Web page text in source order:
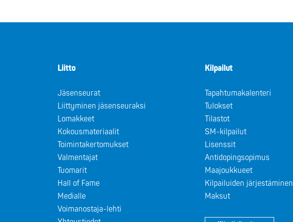
Liitto
Jäsenseurat
Liittyminen jäsenseuraksi
Lomakkeet
Kokousmateriaalit
Toimintakertomukset
Valmentajat
Tuomarit
Hall of Fame
Medialle
Voimanostaja-lehti
Kilpailut
Tapahtumakalenteri
Tulokset
Tilastot
SM-kilpailut
Lisenssit
Antidopingsopimus
Maajoukkueet
Kilpailuiden järjestäminen
Maksut